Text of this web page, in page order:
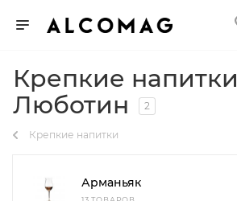
Крепкие напитки
Люботин
2
Крепкие напитки
Арманьяк